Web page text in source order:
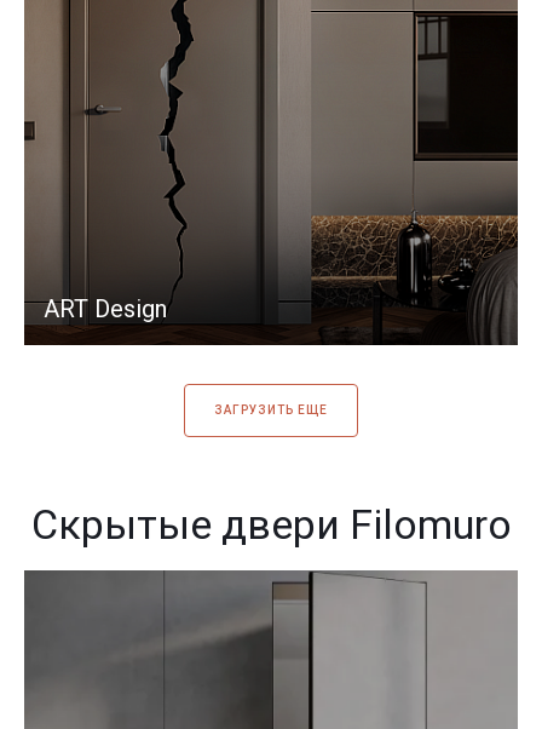
ART Design
ЗАГРУЗИТЬ ЕЩЕ
Скрытые двери Filomuro